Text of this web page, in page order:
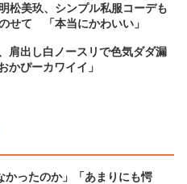
松美玖、シンプル私服コーデも
せて 「本当にかわいい」
肩出し白ノースリで色気ダダ漏
ぴーカワイイ」
かったのか」「あまりにも愕